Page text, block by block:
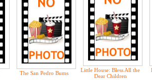
The San Pedro Bums
Little House: Bless All the
Dear Children